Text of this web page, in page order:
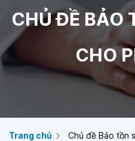
CHỦ ĐỀ BẢO
CHO
Trang chủ Chủ đề Bảo tồn